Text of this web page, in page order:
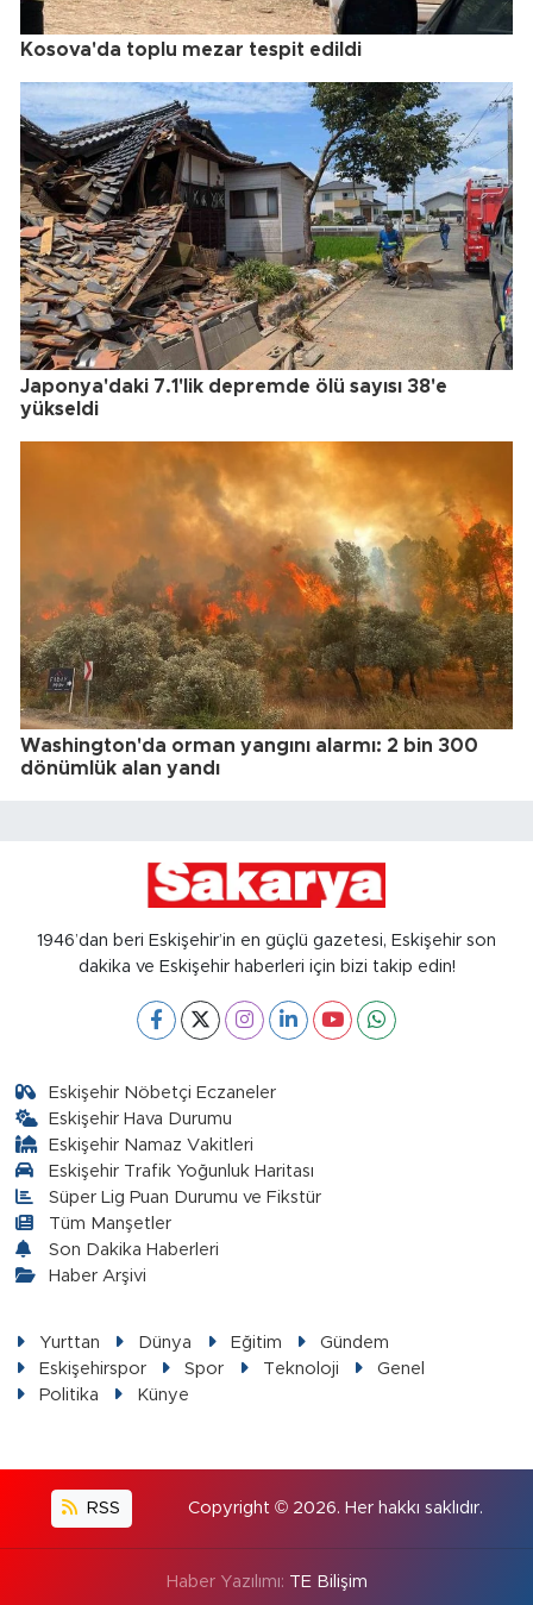
Kosova'da toplu mezar tespit edildi
Japonya'daki 7.1'lik depremde ölü sayısı 38'e
yükseldi
Washington'da orman yangını alarmı: 2 bin 300
dönümlük alan yandı
1946’dan beri Eskişehir’in en güçlü gazetesi, Eskişehir son
dakika ve Eskişehir haberleri için bizi takip edin!
Eskişehir Nöbetçi Eczaneler
Eskişehir Hava Durumu
Eskişehir Namaz Vakitleri
Eskişehir Trafik Yoğunluk Haritası
Süper Lig Puan Durumu ve Fikstür
Tüm Manşetler
Son Dakika Haberleri
Haber Arşivi
Yurttan Dünya Eğitim
Gündem
Eskişehirspor
Spor Teknoloji
Genel
Politika
Künye
RSS Copyright © 2026. Her hakkı saklıdır.
Haber Yazılımı: TE Bilişim